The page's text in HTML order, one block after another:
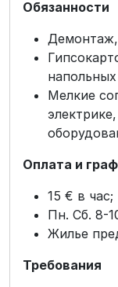
Обязанности
Демонтаж,
Мелкие
Оплата и
15 € в час;
Пн. Сб. 8-
Жилье
Требования